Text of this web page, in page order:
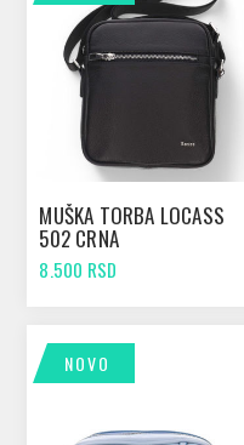
MUŠKA TORBA LOCASS
502 CRNA
8.500 RSD
NOVO